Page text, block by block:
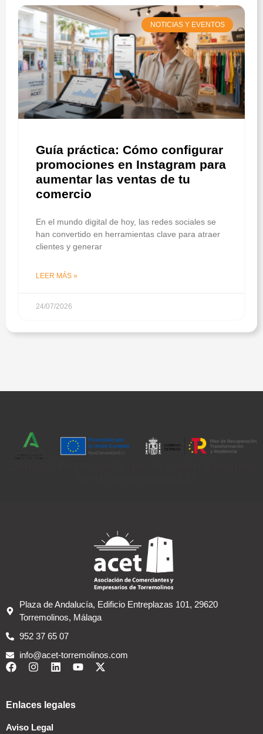
NOTICIAS Y EVENTOS
Guía práctica: Cómo configurar
promociones en Instagram para
aumentar las ventas de tu
comercio
En el mundo digital de hoy, las redes sociales se
han convertido en herramientas clave para atraer
clientes y generar
LEER MÁS »
24/07/2026
Plaza de Andalucía, Edificio Entreplazas 101, 29620
Torremolinos, Málaga
952 37 65 07
info@acet-torremolinos.com
Enlaces legales
Aviso Legal